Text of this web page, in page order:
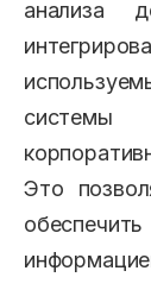
анализа
системы
Это